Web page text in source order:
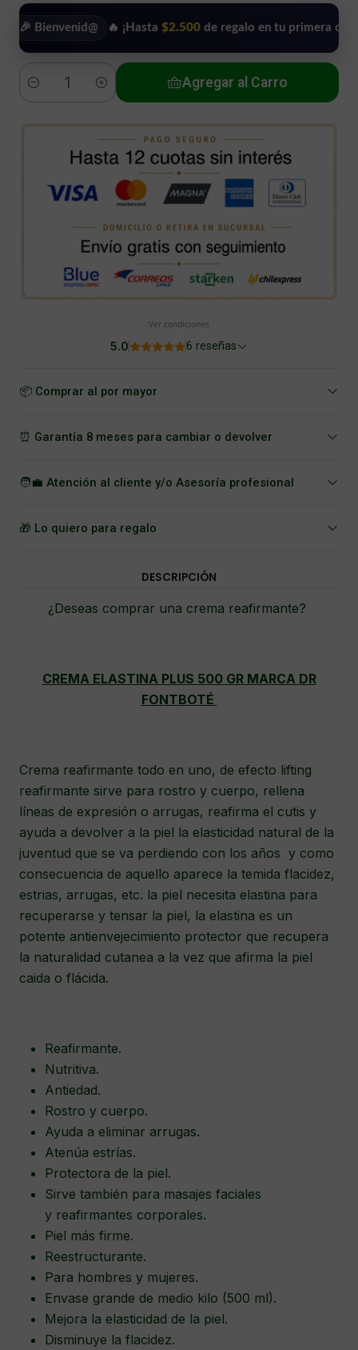
🔥 ¡Hasta $2.500 de regalo en tu primera compra!
Cantidad
Agregar al Carro
Ver condiciones
5.0 6 reseñas
📦 Comprar al por mayor
⏰ Garantía 8 meses para cambiar o devolver
🧑‍💼 Atención al cliente y/o Asesoría profesional
🎁 Lo quiero para regalo
DESCRIPCIÓN
¿Deseas comprar una crema reafirmante?
CREMA ELASTINA PLUS 500 GR MARCA DR
FONTBOTÉ
Crema reafirmante todo en uno, de efecto lifting
reafirmante sirve para rostro y cuerpo, rellena
líneas de expresión o arrugas, reafirma el cutis y
ayuda a devolver a la piel la elasticidad natural de la
juventud que se va perdiendo con los años y como
consecuencia de aquello aparece la temida flacidez,
estrias, arrugas, etc. la piel necesita elastina para
recuperarse y tensar la piel, la elastina es un
potente antienvejecimiento protector que recupera
la naturalidad cutanea a la vez que afirma la piel
caida o flácida.
Reafirmante.
Nutritiva.
Antiedad.
Rostro y cuerpo.
Ayuda a eliminar arrugas.
Atenúa estrías.
Protectora de la piel.
Sirve también para masajes faciales
y reafirmantes corporales.
Piel más firme.
Reestructurante.
Para hombres y mujeres.
Envase grande de medio kilo (500 ml).
Mejora la elasticidad de la piel.
Disminuye la flacidez.